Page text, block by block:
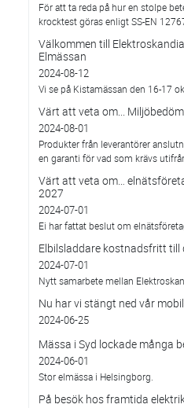
För att ta reda på hur en stolpe
krocktest göras enligt SS-EN
Välkommen till
Elmässan
2024-08-12
Vi se på Kistamässan den 16-17
Värt att veta om...
2024-08-01
Produkter från leverantörer
en garanti för vad som krävs
Värt att veta om…
2027
2024-07-01
Ei har fattat beslut om
Elbilsladdare kostnadsfritt till
2024-07-01
Nytt samarbete mellan
Nu har vi stängt ned vår
2024-06-25
Mässa i Syd lockade många
2024-06-01
Stor elmässa i Helsingborg.
På besök hos framtida